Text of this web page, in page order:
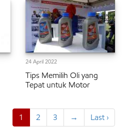
24 April 2022
Tips Memilih Oli yang
Tepat untuk Motor
1 2 3 → Last ›